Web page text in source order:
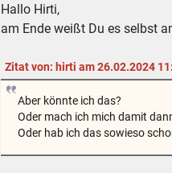
Hallo Hirti,
am Ende weißt Du es selbst
Zitat von: hirti am 26.02.2024
Aber könnte ich das?
Oder mach ich mich damit
Oder hab ich das sowieso